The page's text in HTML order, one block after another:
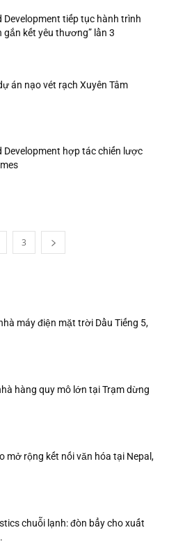
Development tiếp tục hành trình
gắn kết yêu thương” lần 3
án nạo vét rạch Xuyên Tâm
Development hợp tác chiến lược
3
máy điện mặt trời Dầu Tiếng 5,
hàng quy mô lớn tại Trạm dừng
mở rộng kết nối văn hóa tại Nepal,
chuỗi lạnh: đòn bẩy cho xuất